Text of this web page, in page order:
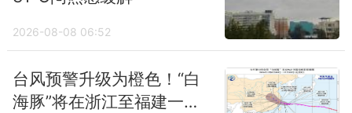
2026-08-08 06:52
台风预警升级为橙色！“白
海豚”将在浙江至福建一带